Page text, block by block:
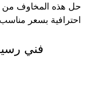
حل هذه المخاوف من
احترافية بسعر
فني